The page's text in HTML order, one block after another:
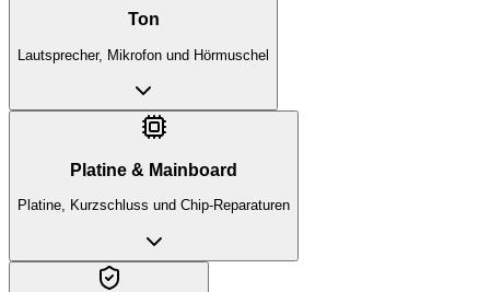
Ton
Lautsprecher, Mikrofon und Hörmuschel
Platine & Mainboard
Platine, Kurzschluss und Chip-Reparaturen